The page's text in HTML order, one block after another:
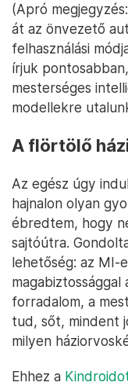
(Apró
át az önvezető
felhasználási
írjuk
mesterséges
modellekre
A flörtölő
Az egész úgy
hajnalon olyan
ébredtem, hogy
sajtóútra.
lehetőség: az MI-
forradalom, a
tud, sőt, mindent
milyen
Ehhez a